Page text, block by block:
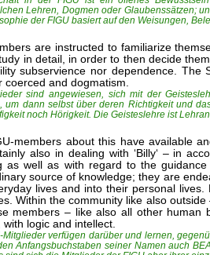
Lehren, Dogmen oder Glaubenssätzen;
der FIGU basiert auf den Weisungen,
are instructed to familiarize
in detail, in order to then decide
subservience nor dependence. The
coerced and dogmatism.
sind angewiesen, sich mit der
um dann selbst über deren Richtigkeit und
noch Hörigkeit. Die Geisteslehre ist
members about this have available
also in dealing with ‘Billy‘ – in
as well as with regard to the
source of knowledge; they are
lives and into their personal
Within the community like also
members – like also all other human
with logic and intellect.
Mitglieder verfügen darüber und lernen,
Anfangsbuchstaben seiner Namen auch